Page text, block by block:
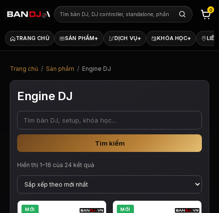
TRANG CHỦ SẢN PHẨM+ DỊCH VỤ+ KHÓA HỌC+
0
Trang chủ / Sản phẩm / Engine DJ
Engine DJ
Tìm kiếm
Hiển thị 1–16 của 24 kết quả
mới
nhất
MỚI MỚI